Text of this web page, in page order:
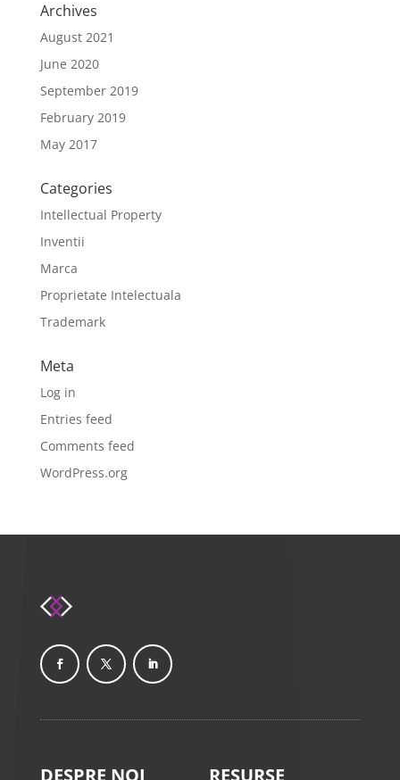
Archives
August 2021
June 2020
September 2019
February 2019
May 2017
Categories
Intellectual Property
Inventii
Marca
Proprietate Intelectuala
Trademark
Meta
Log in
Entries feed
Comments feed
WordPress.org